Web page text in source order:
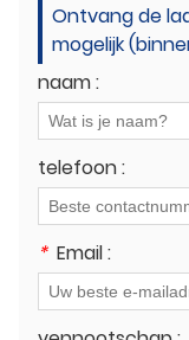
Ontvang de
mogelijk
naam :
telefoon :
* Email :